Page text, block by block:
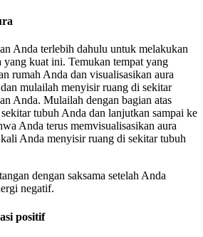
Anda terlebih dahulu untuk melakukan
yang kuat ini. Temukan tempat yang
rumah Anda dan visualisasikan aura
mulailah menyisir ruang di sekitar
Anda. Mulailah dengan bagian atas
tubuh Anda dan lanjutkan sampai ke
Anda terus memvisualisasikan aura
Anda menyisir ruang di sekitar tubuh
dengan saksama setelah Anda
negatif.
positif